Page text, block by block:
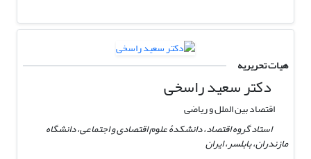
هیات تحریریه
دکتر سعید راسخی
اقتصاد بین الملل و ریاضی
استاد گروه اقتصاد، دانشکدۀ علوم اقتصادی و اجتماعی، دانشگاه
مازندران، بابلسر، ایران